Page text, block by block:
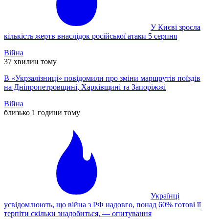
У Києві зросла
кількість жертв внаслідок російської атаки 5 серпня
Війна
37 хвилин тому
В «Укрзалізниці» повідомили про зміни маршрутів поїздів
на Дніпропетровщині, Харківщині та Запоріжжі
Війна
близько 1 години тому
Українці
усвідомлюють, що війна з РФ надовго, понад 60% готові її
терпіти скільки знадобиться, — опитування